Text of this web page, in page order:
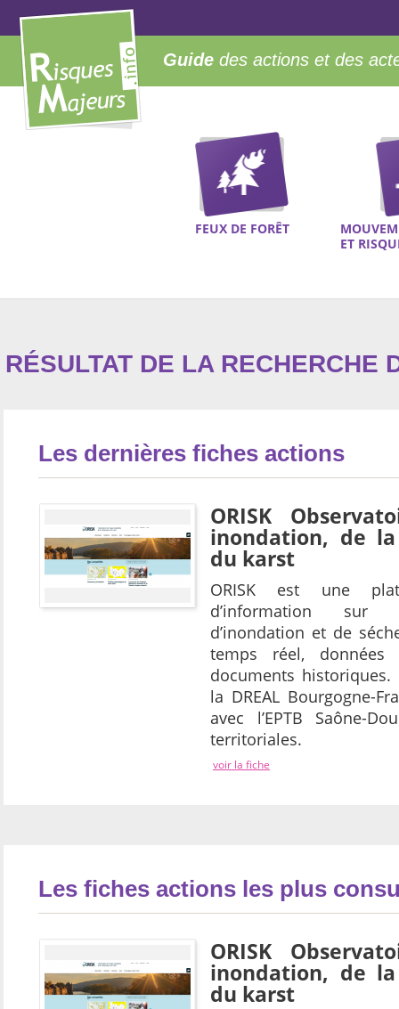
Guide des actions et des
FEUX DE FORÊT
ET
RÉSULTAT DE LA RECHERCHE
Les dernières fiches actions
ORISK
inondation, de
du karst
ORISK est une
d’information sur
d’inondation et de
temps réel, données
documents
la DREAL Bourgogne-
avec l’EPTB Saône-
territoriales.
voir la fiche
Les fiches actions les plus
ORISK
inondation, de
du karst